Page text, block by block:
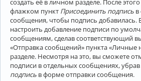
флажком пункт Присоединить подпись
сообщения, чтобы подпись добавилась.
настроить добавление подписи по
сообщениям, сделав соответствующий
«Отправка сообщений» пункта «Личные
разделе. Несмотря на это, вы сможете
подписи в отдельных сообщениях,
подпись в форме отправки сообщения.